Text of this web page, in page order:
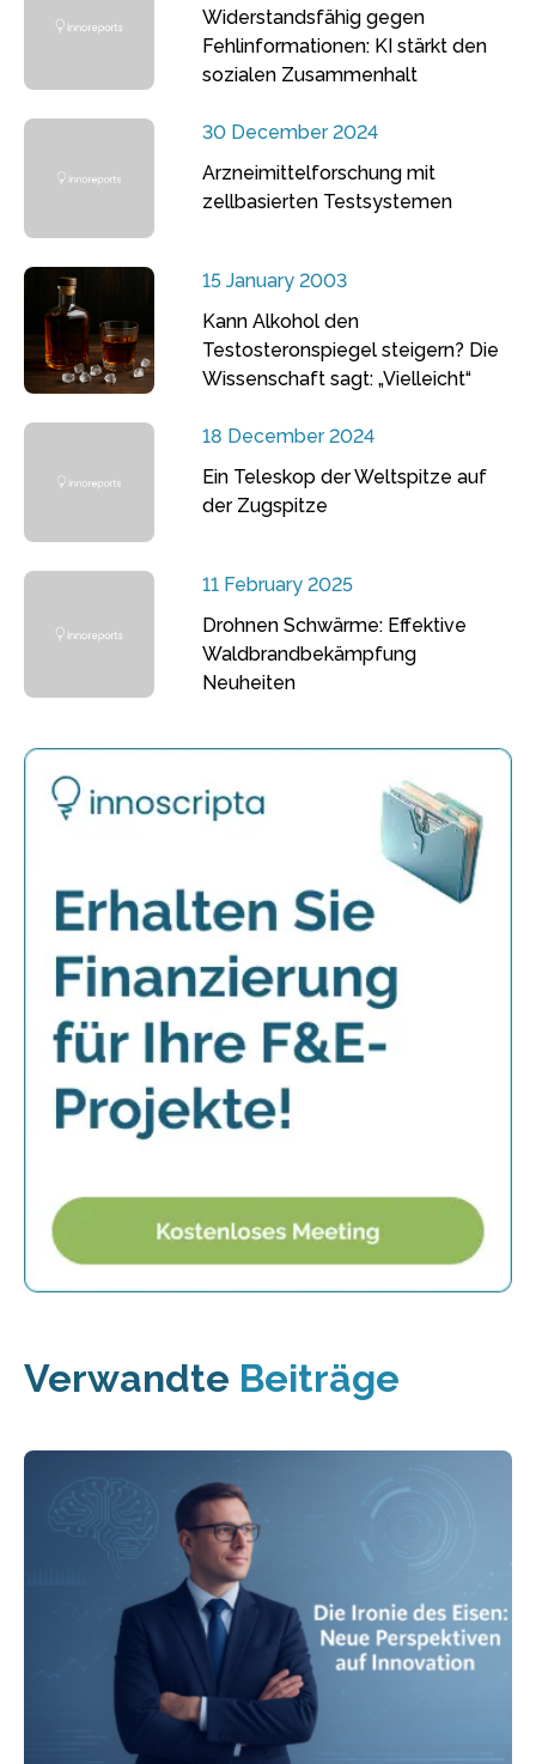
Widerstandsfähig gegen
Fehlinformationen: KI stärkt den
sozialen Zusammenhalt
30 December 2024
Arzneimittelforschung mit
zellbasierten Testsystemen
15 January 2003
Kann Alkohol den
Testosteronspiegel steigern? Die
Wissenschaft sagt: „Vielleicht“
18 December 2024
Ein Teleskop der Weltspitze auf
der Zugspitze
11 February 2025
Drohnen Schwärme: Effektive
Waldbrandbekämpfung
Neuheiten
Verwandte Beiträge